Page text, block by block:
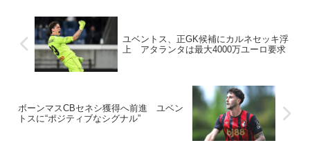
ユベントス、正GK候補にカルネセッキ浮
上 アタランタは最大4000万ユーロ要求
ボーンマスCBセネシ獲得へ前進 ユベン
トスに“ポジティブなシグナル”